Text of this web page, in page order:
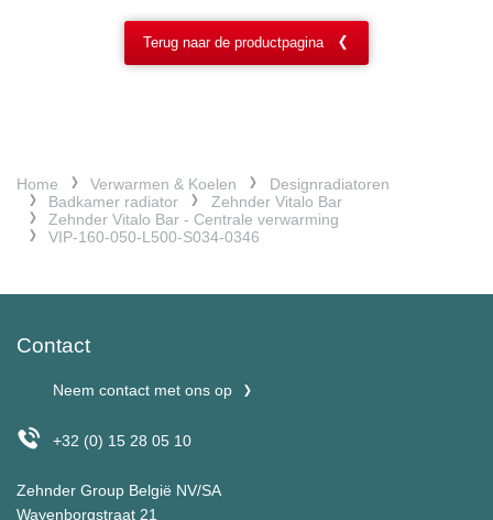
Terug naar de productpagina
Home Verwarmen & Koelen
Designradiatoren
Badkamer radiator
Zehnder Vitalo Bar
Zehnder Vitalo Bar - Centrale verwarming
VIP-160-050-L500-S034-0346
Contact
Neem contact met ons op
+32 (0) 15 28 05 10
Zehnder Group België NV/SA
Wayenborgstraat 21